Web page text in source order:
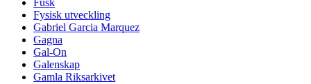
Fysisk utveckling
Gabriel Garcia Marquez
Gagna
Gal-On
Galenskap
Gamla Riksarkivet